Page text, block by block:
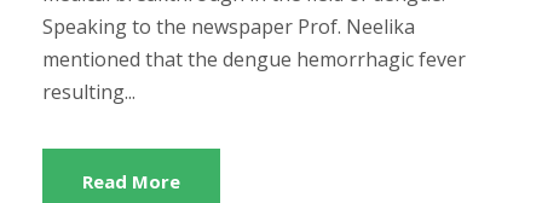
Speaking to the newspaper Prof. Neelika
mentioned that the dengue hemorrhagic fever
resulting...
Read More